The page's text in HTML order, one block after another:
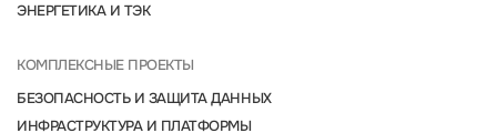
ЭНЕРГЕТИКА И ТЭК
КОМПЛЕКСНЫЕ ПРОЕКТЫ
БЕЗОПАСНОСТЬ И ЗАЩИТА ДАННЫХ
ИНФРАСТРУКТУРА И ПЛАТФОРМЫ